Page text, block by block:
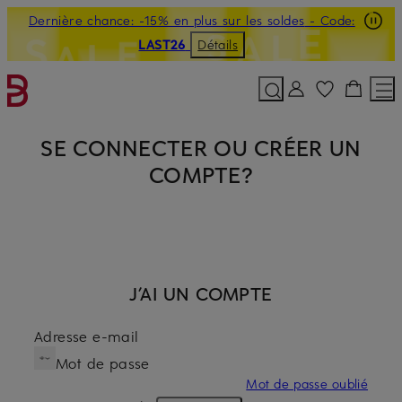
PASSER AU CONTENU PRINCIPAL PASSER AU CHAMP DE
Dernière chance: -15% en plus sur les soldes - Code:
LAST26
Détails
SE CONNECTER OU CRÉER UN
COMPTE?
J’AI UN COMPTE
Adresse e-mail
Mot de passe
Mot de passe oublié